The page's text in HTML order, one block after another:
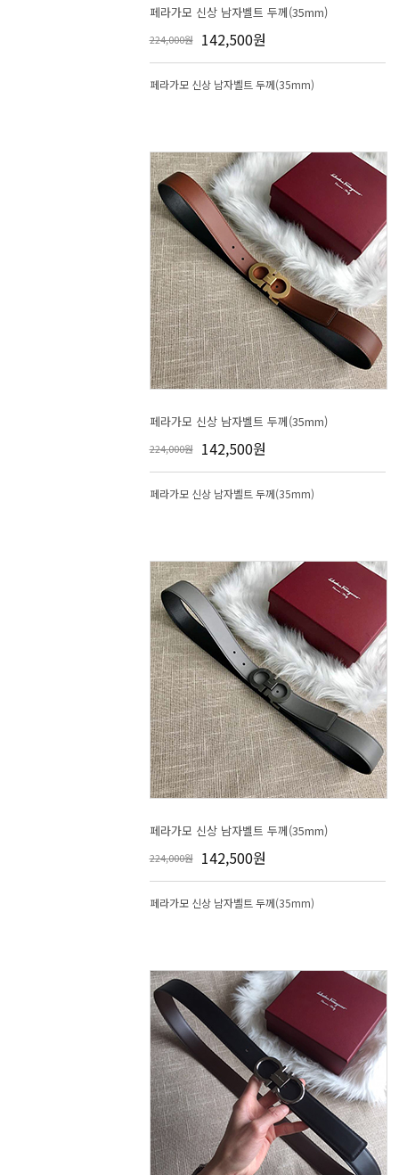
페라가모 신상 남자벨트 두께(35mm)
224,000원 142,500원
페라가모 신상 남자벨트 두께(35mm)
페라가모 신상 남자벨트 두께(35mm)
224,000원 142,500원
페라가모 신상 남자벨트 두께(35mm)
페라가모 신상 남자벨트 두께(35mm)
224,000원 142,500원
페라가모 신상 남자벨트 두께(35mm)